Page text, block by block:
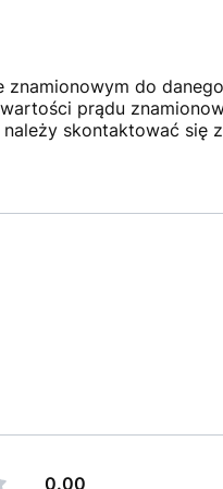
do
prądu
skontaktować się
0.00